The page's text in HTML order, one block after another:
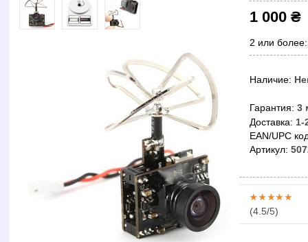
1 000 ₴
2 или
Наличие:
Гарантия: 3
Доставка: 1-
EAN/UPC
Артикул:
(4.5/5)